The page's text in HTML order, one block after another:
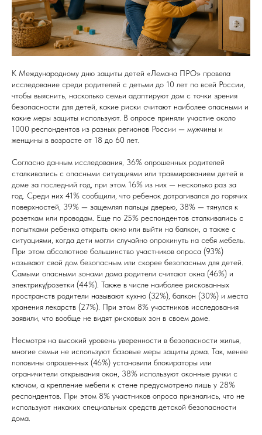
К Международному дню защиты детей «Лемана ПРО» провела
исследование среди родителей с детьми до 10 лет по всей России,
чтобы выяснить, насколько семьи адаптируют дом с точки зрения
безопасности для детей, какие риски считают наиболее опасными и
какие меры защиты используют. В опросе приняли участие около
1000 респондентов из разных регионов России — мужчины и
женщины в возрасте от 18 до 60 лет.
Согласно данным исследования, 36% опрошенных родителей
сталкивались с опасными ситуациями или травмированием детей в
доме за последний год, при этом 16% из них — несколько раз за
год. Среди них 41% сообщили, что ребенок дотрагивался до горячих
поверхностей, 39% — защемлял пальцы дверью, 38% — тянулся к
розеткам или проводам. Еще по 25% респондентов сталкивались с
попытками ребенка открыть окно или выйти на балкон, а также с
ситуациями, когда дети могли случайно опрокинуть на себя мебель.
При этом абсолютное большинство участников опроса (93%)
называют свой дом безопасным или скорее безопасным для детей.
Самыми опасными зонами дома родители считают окна (46%) и
электрику/розетки (44%). Также в числе наиболее рискованных
пространств родители называют кухню (32%), балкон (30%) и места
хранения лекарств (27%). При этом 8% участников исследования
заявили, что вообще не видят рисковых зон в своем доме.
Несмотря на высокий уровень уверенности в безопасности жилья,
многие семьи не используют базовые меры защиты дома. Так, менее
половины опрошенных (46%) установили блокираторы или
ограничители открывания окон, 38% используют оконные ручки с
ключом, а крепление мебели к стене предусмотрено лишь у 28%
респондентов. При этом 8% участников опроса признались, что не
используют никаких специальных средств детской безопасности
дома.